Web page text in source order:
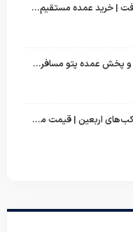
قیمت پتو یک‌نفره ضخیم گلبافت | خرید عمده مستقیم با بهترین قیمت
قیمت پتو سبک سنس | خرید و پخش عمده پتو مسافرتی Sense
خرید عمده پتو مینک برای موکب‌های اربعین | قیمت مناسب و ارسال سریع